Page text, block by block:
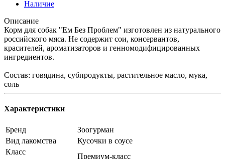
Наличие
Описание
Корм для собак "Ем Без Проблем" изготовлен из натурального
российского мяса. Не содержит сои, консервантов,
красителей, ароматизаторов и генномодифицированных
ингредиентов.
Состав: говядина, субпродукты, растительное масло, мука,
соль
Характеристики
Бренд
Зоогурман
Вид лакомства
Кусочки в соусе
Класс
Премиум-класс